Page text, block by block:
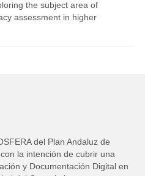
the subject area of
assessment in higher
del Plan Andaluz de
la intención de cubrir una
y Documentación Digital en